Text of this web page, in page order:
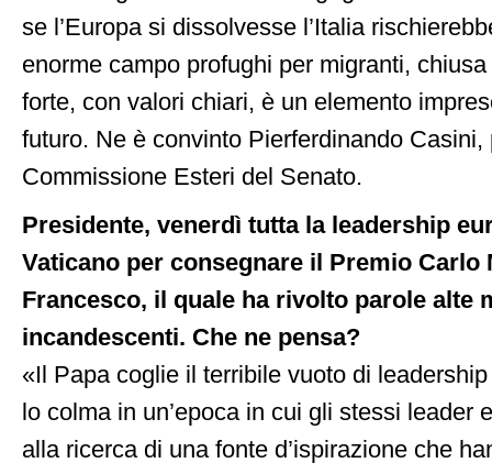
se l’Europa si dissolvesse l’Italia
enorme campo profughi per migranti, chiusa
forte, con valori chiari, è un elemento
futuro. Ne è convinto Pierferdinando Casini,
Commissione Esteri del Senato.
Presidente, venerdì tutta la leadership
Vaticano per consegnare il Premio Carlo
Francesco, il quale ha rivolto parole alte
incandescenti. Che ne pensa?
«Il Papa coglie il terribile vuoto di
lo colma in un’epoca in cui gli stessi leader
alla ricerca di una fonte d’ispirazione che